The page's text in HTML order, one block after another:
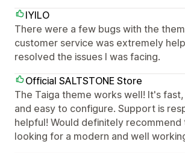
IYILO
There were a few bugs with the
customer service was extremely
resolved the issues I was facing.
Official SALTSTONE Store
The Taiga theme works well! It's
and easy to configure. Support is
helpful! Would definitely recommend
looking for a modern and well